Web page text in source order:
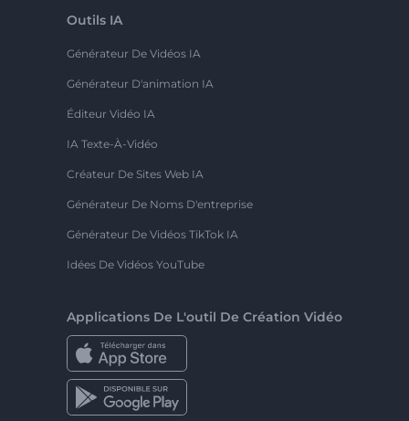
Outils IA
Générateur De Vidéos IA
Générateur D'animation IA
Éditeur Vidéo IA
IA Texte-À-Vidéo
Créateur De Sites Web IA
Générateur De Noms D'entreprise
Générateur De Vidéos TikTok IA
Idées De Vidéos YouTube
Applications De L'outil De Création Vidéo